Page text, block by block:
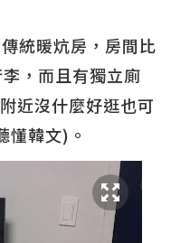
統暖炕房，房間比
，而且有獨立廁
近沒什麼好逛也可
懂韓文)。